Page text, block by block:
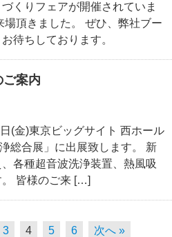
くりフェアが開催されていま
頂きました。 ぜひ、弊社ブー
待ちしております。
案内
(金)東京ビッグサイト 西ホール
総合展」に出展致します。 新
各種超音波洗浄装置、熱風吸
皆様のご来 […]
3 4 5 6 次へ »